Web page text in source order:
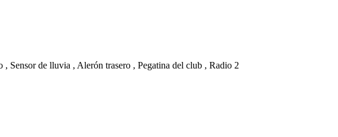
Sensor de lluvia , Alerón trasero , Pegatina del club , Radio 2